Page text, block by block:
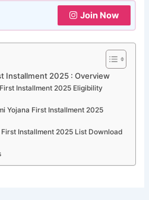
Join Now
Installment 2025 : Overview
Installment 2025 Eligibility
Yojana First Installment 2025
Installment 2025 List Download